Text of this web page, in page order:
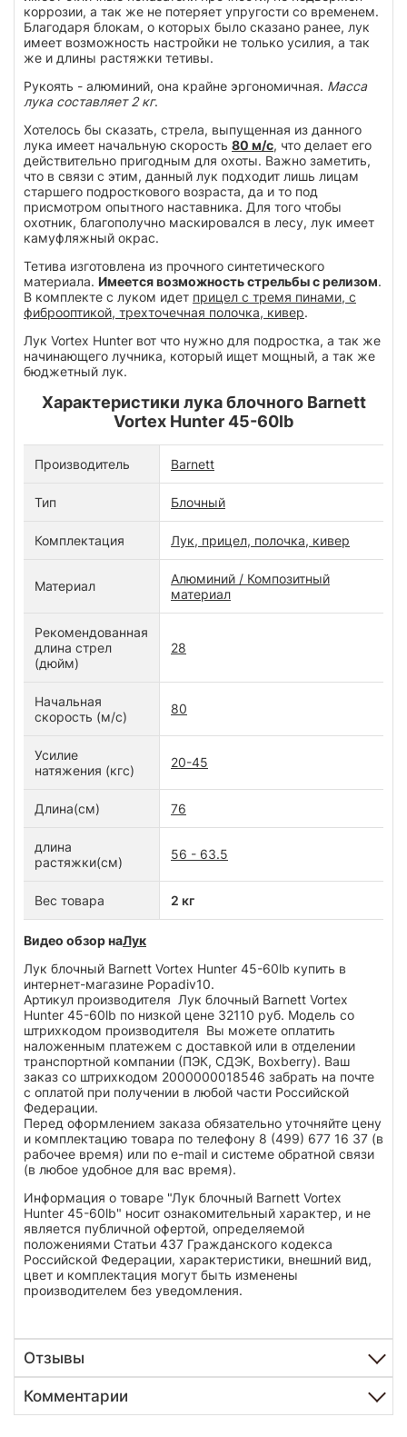
коррозии, а так же не потеряет упругости со временем.
Благодаря блокам, о которых было сказано ранее, лук
имеет возможность настройки не только усилия, а так
же и длины растяжки тетивы.
Рукоять - алюминий, она крайне эргономичная. Масса
лука составляет 2 кг.
Хотелось бы сказать, стрела, выпущенная из данного
лука имеет начальную скорость 80 м/с, что делает его
действительно пригодным для охоты. Важно заметить,
что в связи с этим, данный лук подходит лишь лицам
старшего подросткового возраста, да и то под
присмотром опытного наставника. Для того чтобы
охотник, благополучно маскировался в лесу, лук имеет
камуфляжный окрас.
Тетива изготовлена из прочного синтетического
материала. Имеется возможность стрельбы с релизом.
В комплекте с луком идет прицел с тремя пинами, с
фиброоптикой, трехточечная полочка, кивер.
Лук Vortex Hunter вот что нужно для подростка, а так же
начинающего лучника, который ищет мощный, а так же
бюджетный лук.
Характеристики лука блочного Barnett
Vortex Hunter 45-60lb
Производитель Barnett
Тип Блочный
Комплектация Лук, прицел, полочка, кивер
Материал
Алюминий / Композитный
материал
Рекомендованная
длина стрел
(дюйм)
28
Начальная
скорость (м/с)
80
Усилие
натяжения (кгс)
20-45
Длина(см) 76
длина
растяжки(см)
56 - 63.5
Вес товара 2 кг
Видео обзор наЛук
Лук блочный Barnett Vortex Hunter 45-60lb купить в
интернет-магазине Popadiv10.
Артикул производителя Лук блочный Barnett Vortex
Hunter 45-60lb по низкой цене 32110 руб. Модель со
штрихкодом производителя Вы можете оплатить
наложенным платежем с доставкой или в отделении
транспортной компании (ПЭК, СДЭК, Boxberry). Ваш
заказ со штрихкодом 2000000018546 забрать на почте
с оплатой при получении в любой части Российской
Федерации.
Перед оформлением заказа обязательно уточняйте цену
и комплектацию товара по телефону 8 (499) 677 16 37 (в
рабочее время) или по e-mail и системе обратной связи
(в любое удобное для вас время).
Информация о товаре "Лук блочный Barnett Vortex
Hunter 45-60lb" носит ознакомительный характер, и не
является публичной офертой, определяемой
положениями Статьи 437 Гражданского кодекса
Российской Федерации, характеристики, внешний вид,
цвет и комплектация могут быть изменены
производителем без уведомления.
Отзывы
Комментарии